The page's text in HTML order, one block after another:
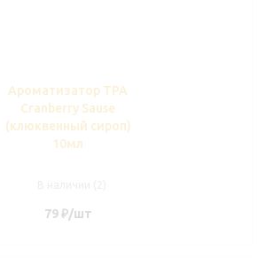
Ароматизатор TPA
Cranberry Sause
(клюквенный сироп)
10мл
79₽/шт